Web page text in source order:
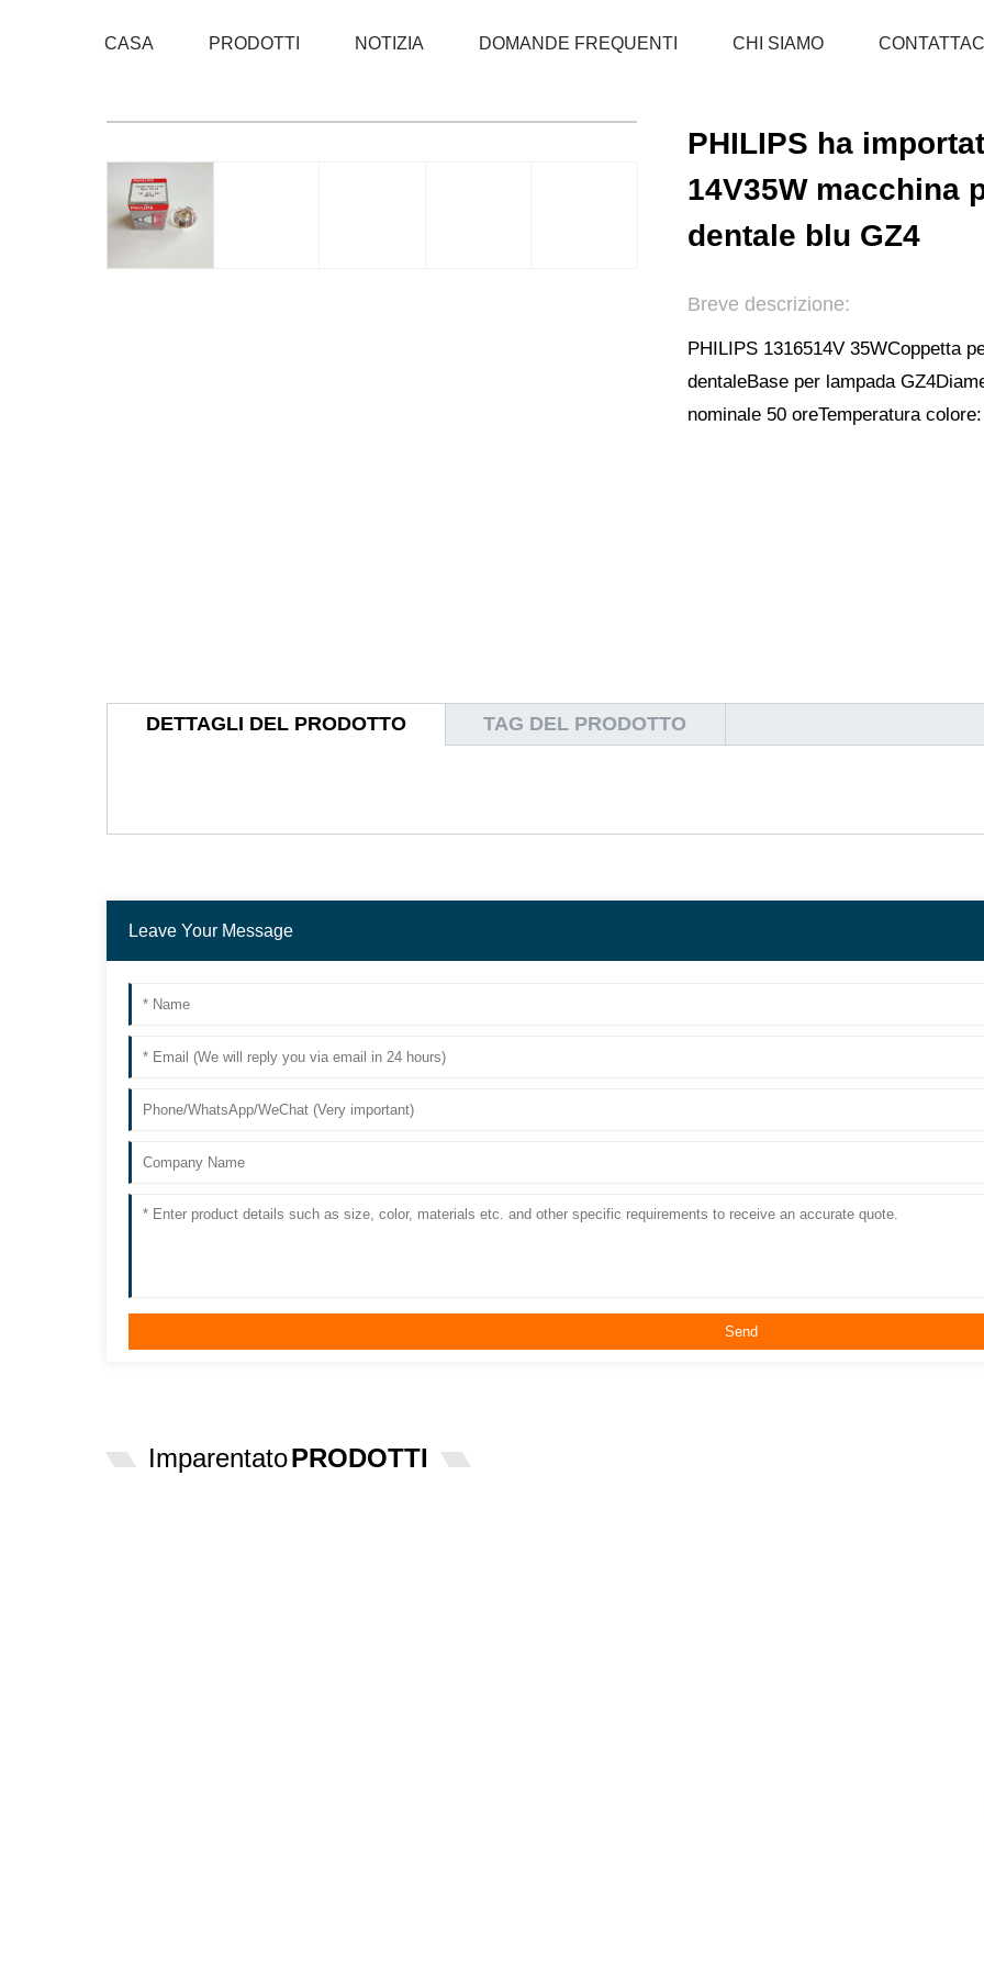
CASA PRODOTTI NOTIZIA DOMANDE FREQUENTI CHI SIAMO CONTATTACI
PHILIPS ha
14V35W macchina
dentale blu GZ4
Breve descrizione:
PHILIPS 1316514V 35WCoppetta
dentaleBase per lampada GZ4
nominale 50 oreTemperatura
DETTAGLI DEL PRODOTTO TAG DEL PRODOTTO
ImparentatoPRODOTTI